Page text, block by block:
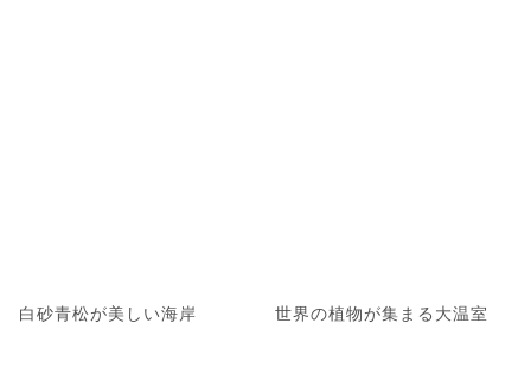
白砂青松が美しい海岸 世界の植物が集まる大温室